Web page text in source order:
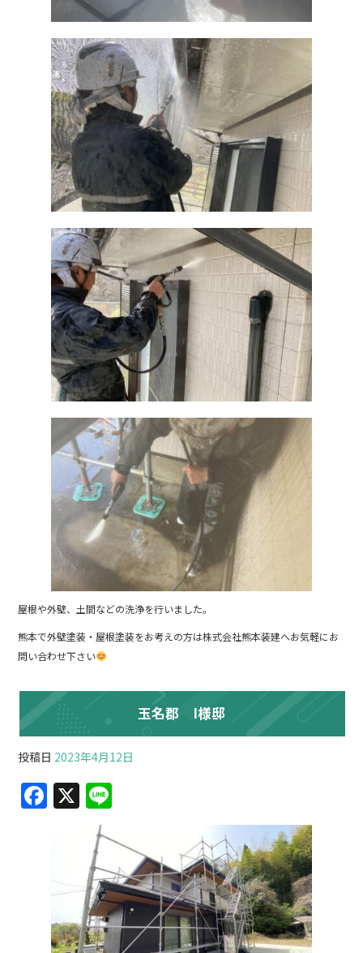
屋根や外壁、土間などの洗浄を行いました。
熊本で外壁塗装・屋根塗装をお考えの方は株式会社熊本装建へお気軽にお
問い合わせ下さい
玉名郡 I様邸
投稿日 2023年4月12日
F
b
o
X
e